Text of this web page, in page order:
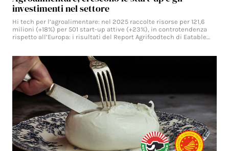
investimenti nel settore
Hi tech per l’agroalimentare: nel 2025 raccolte risorse per 121,6
milioni (+18%) per 501 start-up attive (+23%), in controtendenza
rispetto all’Europa: i risultati del Report Agrifoodtech di Eatable…